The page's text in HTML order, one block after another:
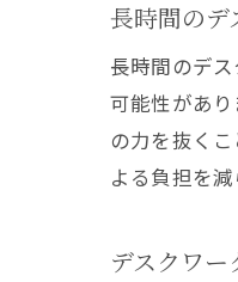
長時間の
長時間のデ
可能性があ
の力を抜く
よる負担を減
デスクワ